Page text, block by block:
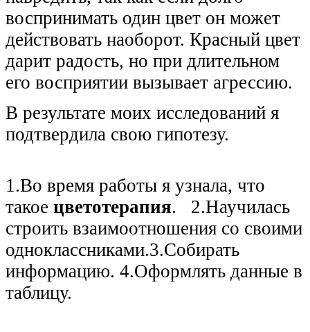
воспринимать один цвет он может
действовать наоборот. Красный цвет
дарит радость, но при длительном
его восприятии вызывает агрессию.
В результате моих исследований я
подтвердила свою гипотезу.
1.Во время работы я узнала, что
такое цветотерапия. 2.Научилась
строить взаимоотношения со своими
одноклассниками.3.Собирать
информацию. 4.Оформлять данные в
таблицу.